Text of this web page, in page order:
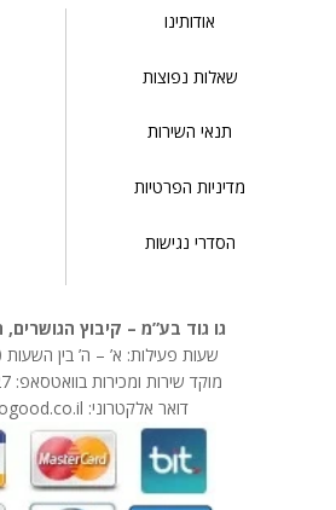
אודותינו
שאלות נפוצות
תנאי השירות
מדיניות הפרטיות
הסדרי נגישות
גו גוד בע”מ – קיבוץ הגושרים,
שעות פעילות: א’ – ה’ בין השעות 09:00-17:00
מוקד שירות ומכירות בוואטסאפ: 055-9845327
דואר אלקטרוני: info@gogood.co.il